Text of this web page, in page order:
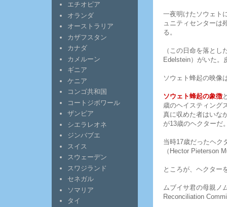
一夜明けたソウェト
ュニティセンターは
る。
（この日命を落と
Edelstein）がいた。
ソウェト蜂起の映像
ソウェト蜂起の象徴
歳のヘイスティング
真に収めた者はいな
が13歳のヘクターだ。
当時17歳だったヘク
（Hector Pieterson
ところが、ヘクター
ムブイサ君の母親ノ
Reconciliation
エチオピア
オランダ
オーストラリア
カザフスタン
カナダ
カメルーン
ギニア
ケニア
コンゴ共和国
コートジボワール
ザンビア
シエラレオネ
ジンバブエ
スイス
スウェーデン
スワジランド
セネガル
ソマリア
タイ